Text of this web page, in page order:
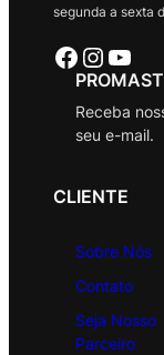
segunda a sexta
Facebook Instagram Youtube
Receba
seu e-mail.
CLIENTE
Sobre Nós
Contato
Seja Nosso
Parceiro